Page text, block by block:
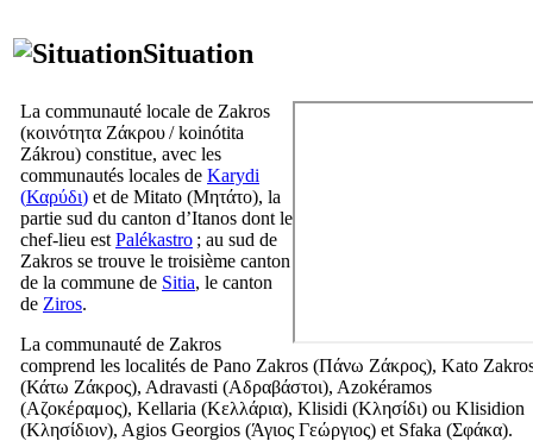
Situation
La communauté locale de Zakros
(κοινότητα Ζάκρου/koinótita
Zákrou) constitue, avec les
communautés locales de Karydi
(Καρύδι) et de Mitato (Μητάτο), la
partie sud du canton d’Itanos dont le
chef-lieu est Palékastro ; au sud de
Zakros se trouve le troisième canton
de la commune de Sitia, le canton
de Ziros.
La communauté de Zakros
comprend les localités de Pano Zakros (Πάνω Ζάκρος), Kato
(Κάτω Ζάκρος), Adravasti (Αδραβάστοι), Azokéramos
(Αζοκέραμος), Kellaria (Κελλάρια), Klisidi (Κλησίδι) ou Klisidion
(Κλησίδιον), Agios Georgios (Άγιος Γεώργιος) et Sfaka (Σφάκα).